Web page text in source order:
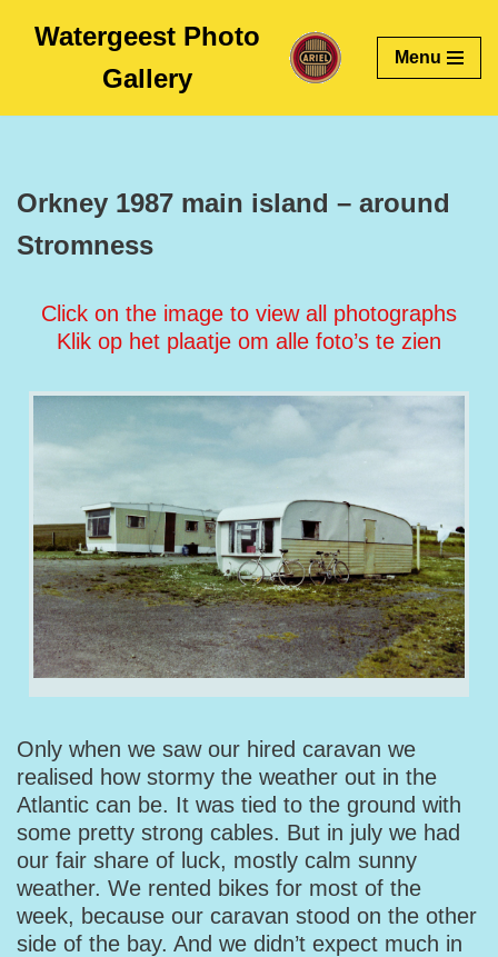
content
Watergeest Photo
Gallery
Menu
Orkney 1987 main island – around
Stromness
Click on the image to view all photographs
Klik op het plaatje om alle foto’s te zien
Only when we saw our hired caravan we
realised how stormy the weather out in the
Atlantic can be. It was tied to the ground with
some pretty strong cables. But in july we had
our fair share of luck, mostly calm sunny
weather. We rented bikes for most of the
week, because our caravan stood on the other
side of the bay. And we didn’t expect much in